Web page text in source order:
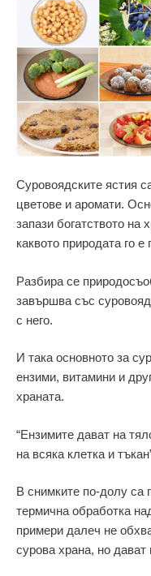
Суровоядските ястия
цветове и аромати.
запази богатството на
каквото природата го е
Разбира се
завършва със
с него.
И така основното за
ензими, витамини и
храната.
“Ензимите дават на
на всяка клетка и
В снимките по-долу са
термична обработка
примери далеч не
сурова храна, но